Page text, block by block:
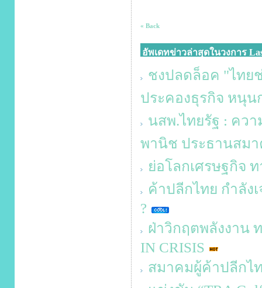
« Back
อัพเดทข่าวล่าสุดในวงการ
ชงปลดล็อค "ไทย
ประคองธุรกิจ หนุน
นสพ.ไทยรัฐ : คว
พานิช ประธานสม
ย่อโลกเศรษฐกิจ
ค้าปลีกไทย กำลัง
?
ฝ่าวิกฤตพลังงาน
IN CRISIS
สมาคมผู้ค้าปลีกไ